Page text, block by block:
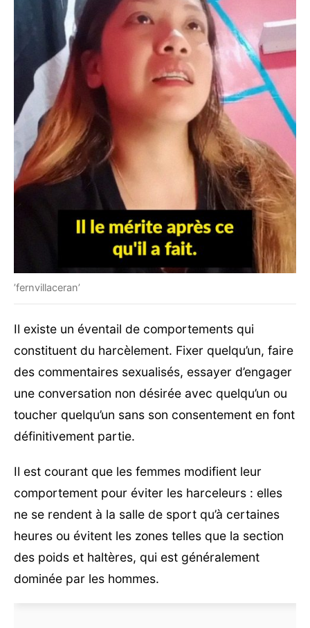
’fernvillaceran’
Il existe un éventail de comportements qui
constituent du harcèlement. Fixer quelqu’un, faire
des commentaires sexualisés, essayer d’engager
une conversation non désirée avec quelqu’un ou
toucher quelqu’un sans son consentement en font
définitivement partie.
Il est courant que les femmes modifient leur
comportement pour éviter les harceleurs : elles
ne se rendent à la salle de sport qu’à certaines
heures ou évitent les zones telles que la section
des poids et haltères, qui est généralement
dominée par les hommes.